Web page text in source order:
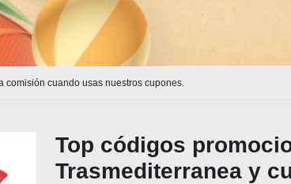
comisión cuando usas nuestros cupones.
Top códigos
Trasmediterranea y